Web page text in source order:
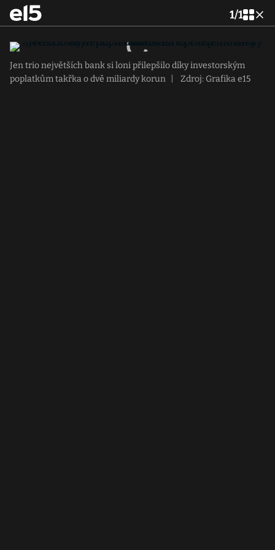
1/1
Jen trio největších bank si loni přilepšilo díky investorským
poplatkům takřka o dvě miliardy korun
Zdroj: Grafika e15